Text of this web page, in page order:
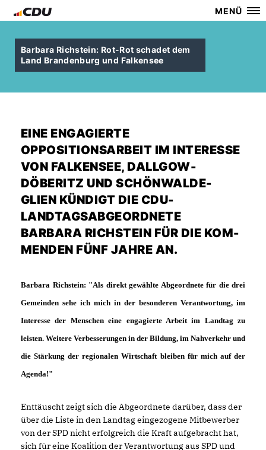
MENÜ
Barbara Richstein: Rot-Rot schadet dem
Land Brandenburg und Falkensee
EINE ENGAGIERTE
OPPOSITIONSARBEIT IM INTERESSE
VON FALKENSEE, DALLGOW-
DÖBERITZ UND SCHÖNWALDE-
GLIEN KÜNDIGT DIE CDU-
LANDTAGSABGEORDNETE
BARBARA RICHSTEIN FÜR DIE KOM-
MENDEN FÜNF JAHRE AN.
Barbara Richstein: "Als direkt gewählte Abgeordnete für die drei
Gemeinden sehe ich mich in der besonderen Verantwortung, im
Interesse der Menschen eine engagierte Arbeit im Landtag zu
leisten. Weitere Verbesserungen in der Bildung, im Nahverkehr und
die Stärkung der regionalen Wirtschaft bleiben für mich auf der
Agenda!"
Enttäuscht zeigt sich die Abgeordnete darüber, dass der
über die Liste in den Landtag eingezogene Mitbewerber
von der SPD nicht erfolgreich die Kraft aufgebracht hat,
sich für eine Koalition der Verantwortung aus SPD und